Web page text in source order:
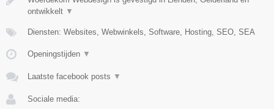
ontwikkelt ▼
Diensten: Websites, Webwinkels, Software, Hosting, SEO, SEA
Openingstijden ▼
Laatste facebook posts ▼
Sociale media: